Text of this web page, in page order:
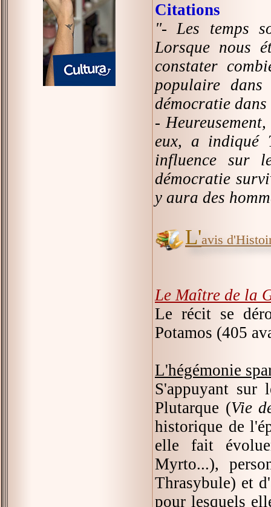
Citations
"- Les temps
Lorsque nous
constater
populaire
démocratie
-
eux, a indiqué
influence sur
démocratie
y aura des
L'avis
Le Maître de la
Le récit se
Potamos (405
L'hégémonie
S'appuyant sur
Plutarque (Vie
historique de
elle fait
Myrto...),
Thrasybule) et
pour lesquels